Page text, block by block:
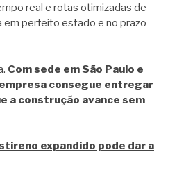
real e rotas otimizadas de
em perfeito estado e no prazo
Com sede em São Paulo e
consegue entregar
a construção avance sem
expandido pode dar a